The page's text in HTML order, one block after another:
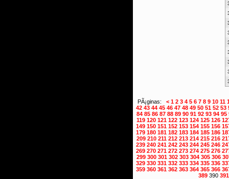
PÃ¡ginas: < 1 2 3 4 5 6 7 8 9 10 11
42 43 44 45 46 47 48 49 50 51 52 53
84 85 86 87 88 89 90 91 92 93 94 95
119 120 121 122 123 124 125 126
149 150 151 152 153 154 155 156
179 180 181 182 183 184 185 186
209 210 211 212 213 214 215 216
239 240 241 242 243 244 245 246
269 270 271 272 273 274 275 276
299 300 301 302 303 304 305 306
329 330 331 332 333 334 335 336
359 360 361 362 363 364 365 366
389 390 391